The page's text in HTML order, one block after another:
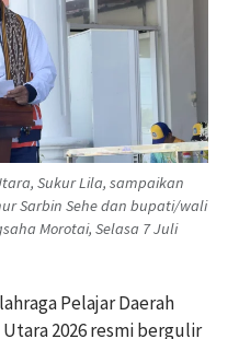
Sukur Lila, sampaikan
Sarbin Sehe dan bupati/wali
Morotai, Selasa 7 Juli
Pelajar Daerah
2026 resmi bergulir